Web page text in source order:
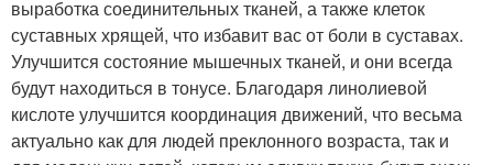
выработка соединительных тканей, а также клеток
суставных хрящей, что избавит вас от боли в суставах.
Улучшится состояние мышечных тканей, и они всегда
будут находиться в тонусе. Благодаря линолиевой
кислоте улучшится координация движений, что весьма
актуально как для людей преклонного возраста, так и